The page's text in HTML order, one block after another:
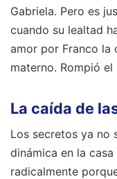
Gabriela. Pero es
cuando su lealtad
amor por Franco la
materno. Rompió el
La caída de
Los secretos ya no
dinámica en la
radicalmente